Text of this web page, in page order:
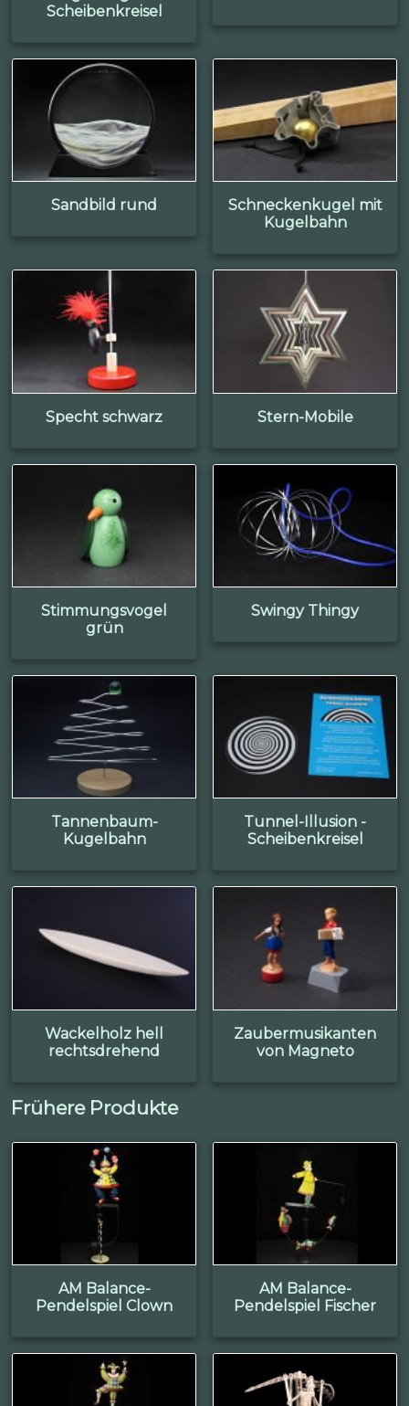
Scheibenkreisel
Sandbild rund
Schneckenkugel mit
Kugelbahn
Specht schwarz Stern-Mobile
Stimmungsvogel
grün
Swingy Thingy
Tannenbaum-
Kugelbahn
Tunnel-Illusion -
Scheibenkreisel
Wackelholz hell
rechtsdrehend
Zaubermusikanten
von Magneto
Frühere Produkte
AM Balance-
Pendelspiel Clown
AM Balance-
Pendelspiel Fischer